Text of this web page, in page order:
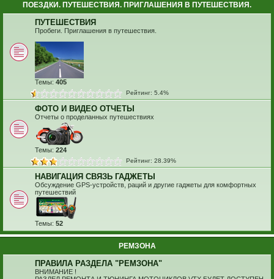
ПОЕЗДКИ. ПУТЕШЕСТВИЯ. ПРИГЛАШЕНИЯ В ПУТЕШЕСТВИЯ.
ПУТЕШЕСТВИЯ
Пробеги. Приглашения в путешествия.
Темы: 405
Рейтинг: 5.4%
ФОТО И ВИДЕО ОТЧЕТЫ
Отчеты о проделанных путешествиях
Темы: 224
Рейтинг: 28.39%
НАВИГАЦИЯ СВЯЗЬ ГАДЖЕТЫ
Обсуждение GPS-устройств, раций и другие гаджеты для комфортных
путешествий
Темы: 52
РЕМЗОНА
ПРАВИЛА РАЗДЕЛА "РЕМЗОНА"
ВНИМАНИЕ !